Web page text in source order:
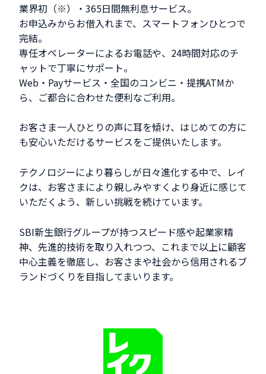
業界初（※）・365日間無利息サービス。
お申込みからお借入れまで、スマートフォンひとつで
完結。
専任オペレーターによるお電話や、24時間対応のチ
ャットで丁寧にサポート。
Web・Payサービス・全国のコンビニ・提携ATMか
ら、ご都合に合わせた便利なご利用。
お客さま一人ひとりの声に耳を傾け、はじめての方に
も安心いただけるサービスをご提供いたします。
テクノロジーにより暮らしが日々進化する中で、レイ
クは、お客さまにより親しみやすくより身近に感じて
いただくよう、新しい挑戦を続けています。
SBI新生銀行グループが持つスピード感や起業家精
神、先進的技術を取り入れつつ、これまで以上に顧客
中心主義を徹底し、お客さまや社会から信用されるブ
ランドづくりを目指してまいります。